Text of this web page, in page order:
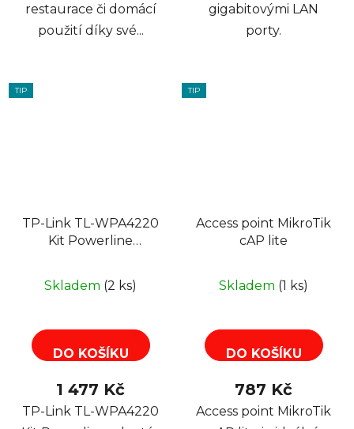
restaurace či domácí
použití díky své...
gigabitovými LAN
porty.
TIP
TP-Link TL-WPA4220
Kit Powerline
Skladem (2 ks)
DO KOŠÍKU
1 477 Kč
TP-Link TL-WPA4220
TIP
Access point MikroTik
cAP lite
Skladem (1 ks)
DO KOŠÍKU
787 Kč
Access point MikroTik